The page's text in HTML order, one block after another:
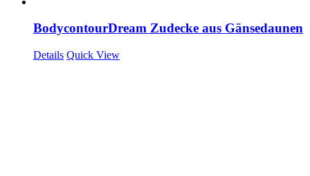
BodycontourDream Zudecke aus Gänsedaunen
Details Quick View